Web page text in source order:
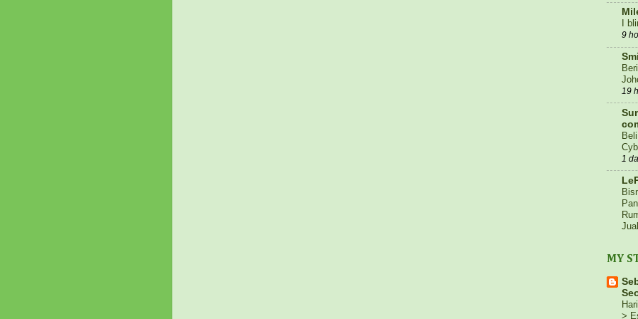
I
9
19
1
3
MY
>